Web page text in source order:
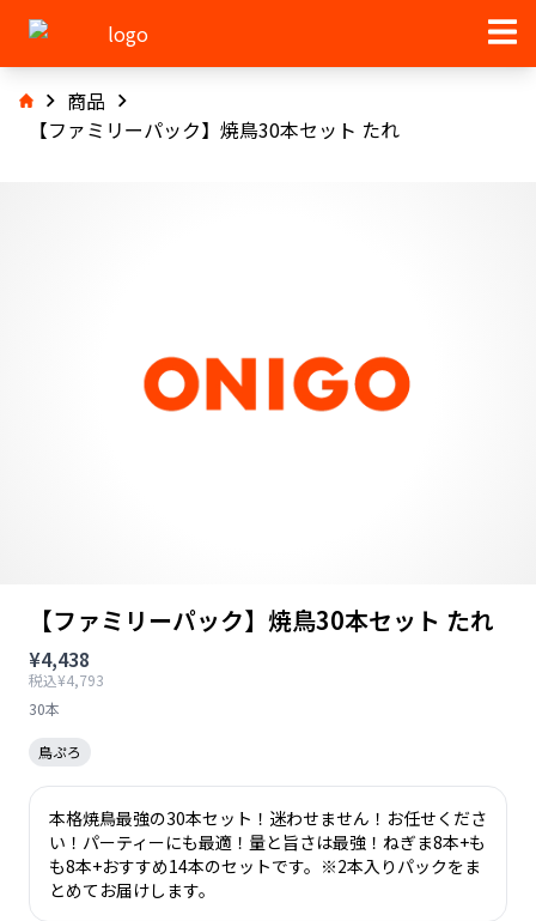
商品
【ファミリーパック】焼鳥30本セット たれ
【ファミリーパック】焼鳥30本セット たれ
¥4,438
税込¥4,793
30本
鳥ぷろ
本格焼鳥最強の30本セット！迷わせません！お任せくださ
い！パーティーにも最適！量と旨さは最強！ねぎま8本+も
も8本+おすすめ14本のセットです。※2本入りパックをま
とめてお届けします。